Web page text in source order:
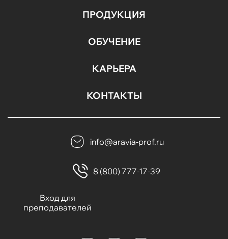
ПРОДУКЦИЯ
ОБУЧЕНИЕ
КАРЬЕРА
КОНТАКТЫ
info@aravia-prof.ru
8 (800) 777-17-39
Вход для
преподавателей